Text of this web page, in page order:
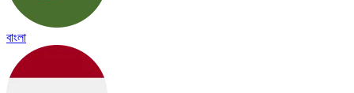
বাংলা